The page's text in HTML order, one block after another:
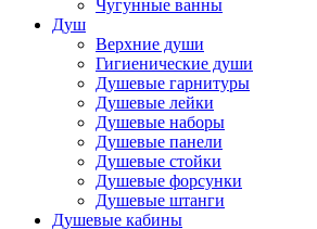
Чугунные ванны
Душ
Верхние души
Гигиенические души
Душевые гарнитуры
Душевые лейки
Душевые наборы
Душевые панели
Душевые стойки
Душевые форсунки
Душевые штанги
Душевые кабины